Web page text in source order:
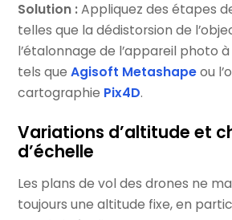
Solution :Appliquez des étapes
telles que la dédistorsion de
l’étalonnage de l’appareil photo à
tels queAgisoft Metashapeou
cartographie Pix4D.
Variations d’altitude et
d’échelle
Les plans de vol des drones ne
toujours une altitude fixe, en